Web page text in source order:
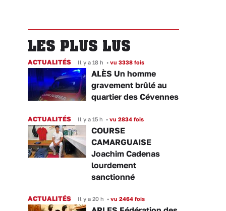
LES PLUS LUS
ACTUALITÉS Il y a 18 h • vu 3338 fois
ALÈS Un homme
gravement brûlé au
quartier des Cévennes
ACTUALITÉS Il y a 15 h • vu 2834 fois
COURSE
CAMARGUAISE
Joachim Cadenas
lourdement
sanctionné
ACTUALITÉS Il y a 20 h • vu 2464 fois